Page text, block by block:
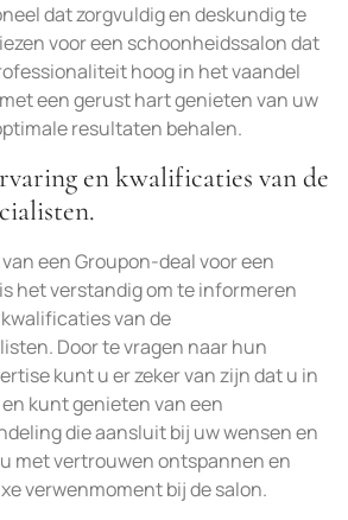
dat zorgvuldig en deskundig te
voor een schoonheidssalon dat
hoog in het vaandel
een gerust hart genieten van uw
resultaten behalen.
en kwalificaties van de
een Groupon-deal voor een
het verstandig om te informeren
van de
Door te vragen naar hun
kunt u er zeker van zijn dat u in
kunt genieten van een
die aansluit bij uw wensen en
met vertrouwen ontspannen en
verwenmoment bij de salon.